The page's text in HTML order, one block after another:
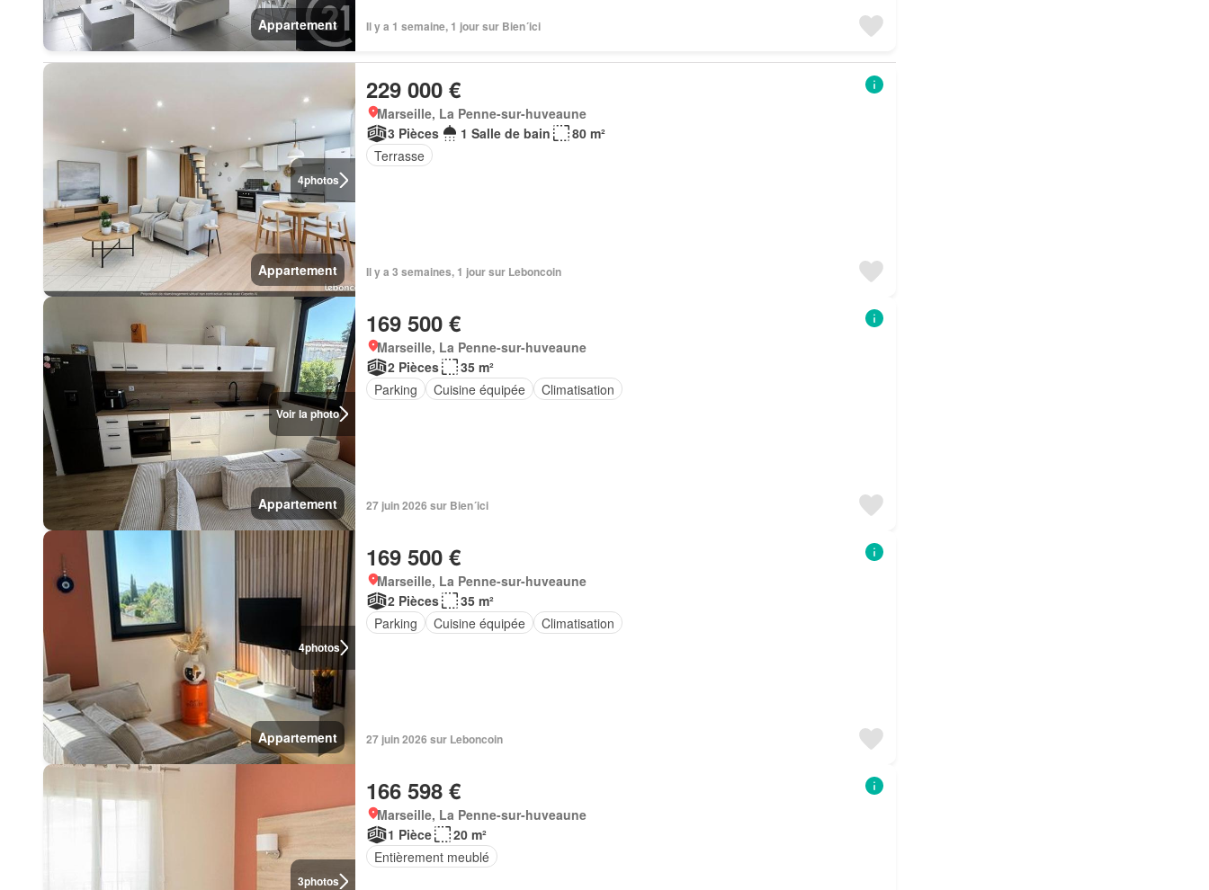
Appartement Il y a 1 semaine, 1 jour sur Bien´ici
4photos
Appartement
229 000 €
Marseille, La Penne-sur-huveaune
3 Pièces
1 Salle de bain
80 m²
Terrasse
Il y a 3 semaines, 1 jour sur Leboncoin
Voir la photo
Appartement
169 500 €
Marseille, La Penne-sur-huveaune
2 Pièces
35 m²
Parking
Cuisine équipée Climatisation
27 juin 2026 sur Bien´ici
4photos
Appartement
169 500 €
Marseille, La Penne-sur-huveaune
2 Pièces
35 m²
Parking
Cuisine équipée Climatisation
27 juin 2026 sur Leboncoin
3photos
166 598 €
Marseille, La Penne-sur-huveaune
1 Pièce
20 m²
Entièrement meublé